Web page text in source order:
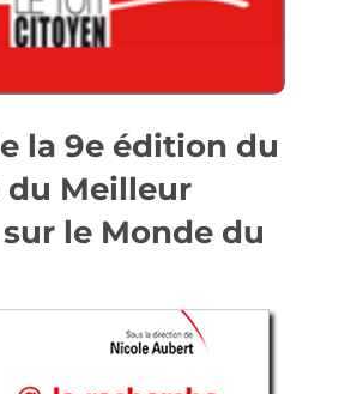
la 9e édition du
du Meilleur
le Monde du